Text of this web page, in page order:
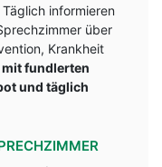
Täglich informieren
über
Krankheit
fundlerten
und täglich